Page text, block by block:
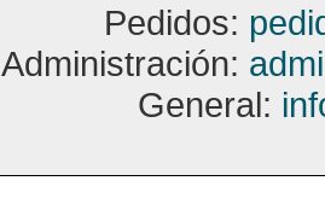
Pedidos:
Administración:
General: